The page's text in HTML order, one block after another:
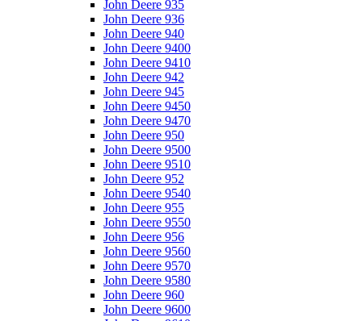
John Deere 935
John Deere 936
John Deere 940
John Deere 9400
John Deere 9410
John Deere 942
John Deere 945
John Deere 9450
John Deere 9470
John Deere 950
John Deere 9500
John Deere 9510
John Deere 952
John Deere 9540
John Deere 955
John Deere 9550
John Deere 956
John Deere 9560
John Deere 9570
John Deere 9580
John Deere 960
John Deere 9600